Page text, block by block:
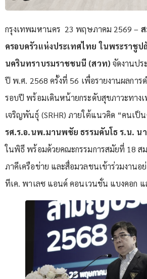
กรุงเทพมหานคร 23 พฤษภาคม 2569 –
ครอบครัวแห่งประเทศไทย ในพระราชู
นครินทราบรมราชชนนี (สวท) จัดงานป
ปี พ.ศ. 2568 ครั้งที่ 56 เพื่อรายงานผลการ
รอบปี พร้อมเดินหน้ายกระดับสุขภาวะทาง
เจริญพันธุ์ (SRHR) ภายใต้แนวคิด “คนเป็
รศ.ร.อ.นพ.มานพชัย ธรรมคันโธ ร.น. น
ในพิธี พร้อมด้วยคณะกรรมการสมัยที่ 18 ส
ภาคีเครือข่าย และสื่อมวลชนเข้าร่วมงานอ
ทีเค. พาเลซ แอนด์ คอนเวนชั่น แบงคอก